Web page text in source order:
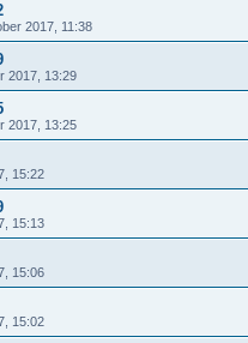
2017, 11:38
2017, 13:29
2017, 13:25
15:22
15:13
15:06
15:02